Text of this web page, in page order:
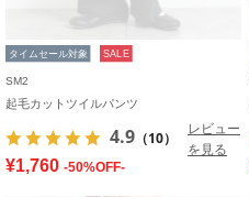
タイムセール対象 SALE
SM2
起毛カットツイルパンツ
4.9 （10）
レビュー
を見る
¥1,760 -50%OFF-